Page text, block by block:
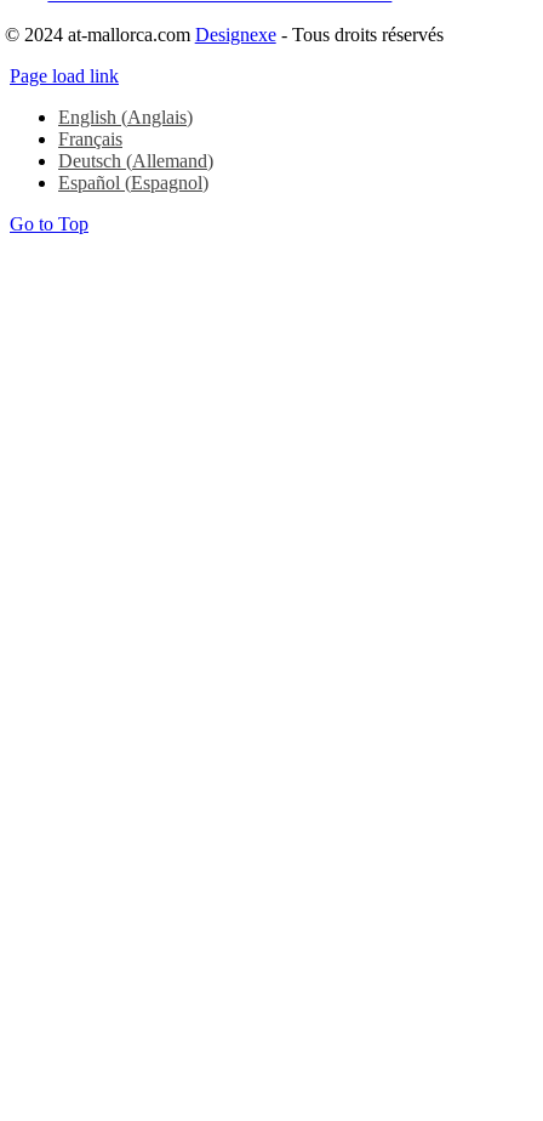
© 2024 at-mallorca.com Designexe- Tous droits réservés
Page load link
English (Anglais)
Français
Deutsch (Allemand)
Español (Espagnol)
Go to Top